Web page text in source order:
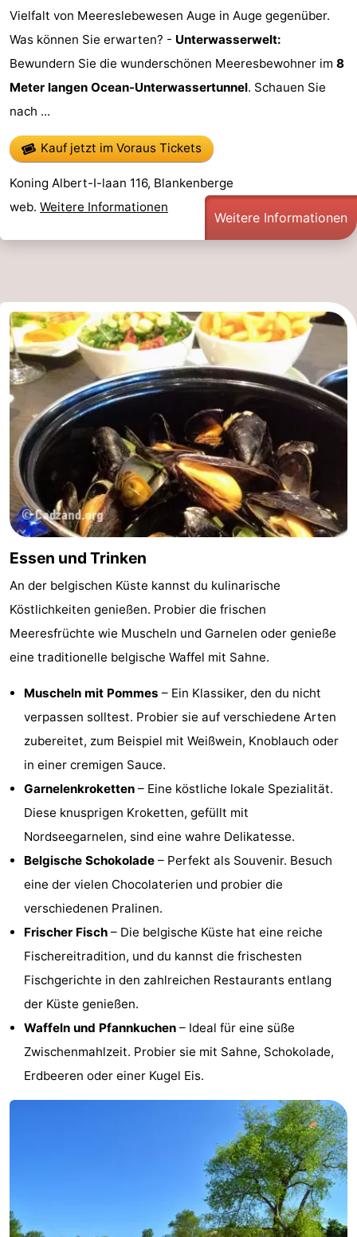
Vielfalt von Meereslebewesen Auge in Auge gegenüber.
Was können Sie erwarten? - Unterwasserwelt:
Bewundern Sie die wunderschönen Meeresbewohner im 8
Meter langen Ocean-Unterwassertunnel. Schauen Sie
nach ...
Kauf jetzt im Voraus Tickets
Koning Albert-I-laan 116, Blankenberge
web. Weitere Informationen
Weitere Informationen
Essen und Trinken
An der belgischen Küste kannst du kulinarische
Köstlichkeiten genießen. Probier die frischen
Meeresfrüchte wie Muscheln und Garnelen oder genieße
eine traditionelle belgische Waffel mit Sahne.
Muscheln mit Pommes – Ein Klassiker, den du nicht
verpassen solltest. Probier sie auf verschiedene Arten
zubereitet, zum Beispiel mit Weißwein, Knoblauch oder
in einer cremigen Sauce.
Garnelenkroketten – Eine köstliche lokale Spezialität.
Diese knusprigen Kroketten, gefüllt mit
Nordseegarnelen, sind eine wahre Delikatesse.
Belgische Schokolade – Perfekt als Souvenir. Besuch
eine der vielen Chocolaterien und probier die
verschiedenen Pralinen.
Frischer Fisch – Die belgische Küste hat eine reiche
Fischereitradition, und du kannst die frischesten
Fischgerichte in den zahlreichen Restaurants entlang
der Küste genießen.
Waffeln und Pfannkuchen – Ideal für eine süße
Zwischenmahlzeit. Probier sie mit Sahne, Schokolade,
Erdbeeren oder einer Kugel Eis.